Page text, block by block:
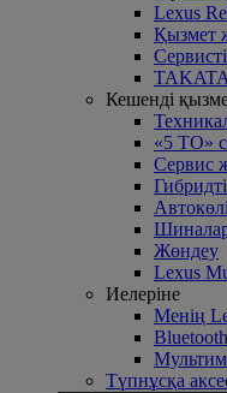
Lexus
Қызмет
TAKATA
Кешенді
«5 ТО»
Сервис
Жөндеу
Lexus
Иелеріне
Менің
Bluetooth
Түпнұсқа